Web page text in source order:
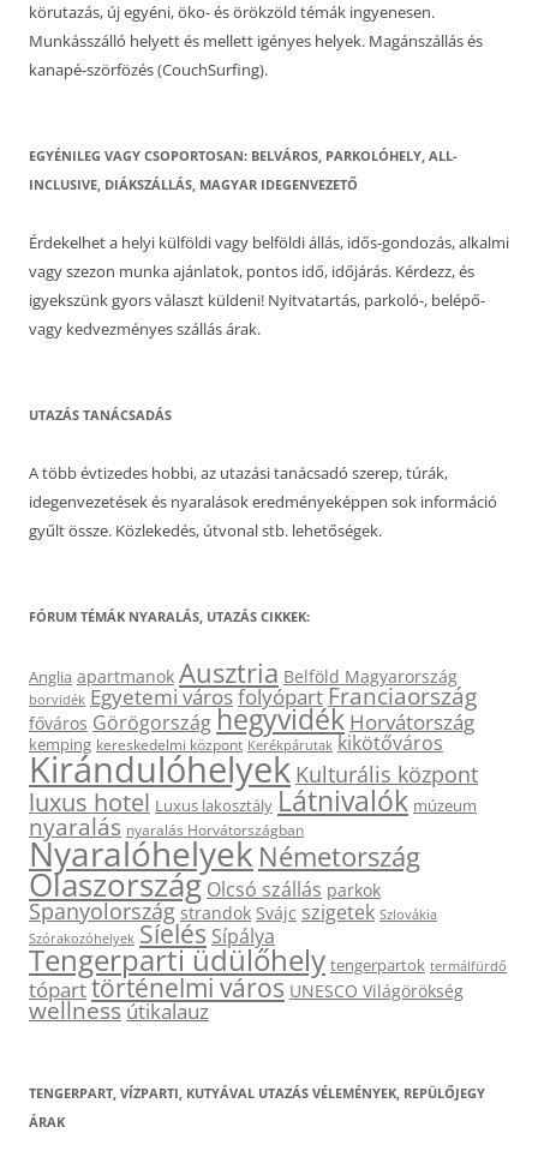
körutazás, új egyéni, öko- és örökzöld témák ingyenesen.
Munkásszálló helyett és mellett igényes helyek. Magánszállás és
kanapé-szörfözés (CouchSurfing).
EGYÉNILEG VAGY CSOPORTOSAN: BELVÁROS, PARKOLÓHELY, ALL-
INCLUSIVE, DIÁKSZÁLLÁS, MAGYAR IDEGENVEZETŐ
Érdekelhet a helyi külföldi vagy belföldi állás, idős-gondozás, alkalmi
vagy szezon munka ajánlatok, pontos idő, időjárás. Kérdezz, és
igyekszünk gyors választ küldeni! Nyitvatartás, parkoló-, belépő-
vagy kedvezményes szállás árak.
UTAZÁS TANÁCSADÁS
A több évtizedes hobbi, az utazási tanácsadó szerep, túrák,
idegenvezetések és nyaralások eredményeképpen sok információ
gyűlt össze. Közlekedés, útvonal stb. lehetőségek.
FÓRUM TÉMÁK NYARALÁS, UTAZÁS CIKKEK:
Anglia apartmanok Ausztria Belföld Magyarország
borvidék Egyetemi városfolyópartFranciaország
főváros Görögországhegyvidék Horvátország
kemping kereskedelmi központ Kerékpárutak kikötőváros
Kirándulóhelyek Kulturális központ
luxus hotel Luxus lakosztály Látnivalók múzeum
nyaralás nyaralás Horvátországban
Nyaralóhelyek Németország
Olaszország Olcsó szállás parkok
Spanyolország strandok Svájc szigetek Szlovákia
Szórakozóhelyek Síelés Sípálya
Tengerparti üdülőhely tengerpartok termálfürdő
tóparttörténelmi város UNESCO Világörökség
wellnessútikalauz
TENGERPART, VÍZPARTI, KUTYÁVAL UTAZÁS VÉLEMÉNYEK, REPÜLŐJEGY
ÁRAK